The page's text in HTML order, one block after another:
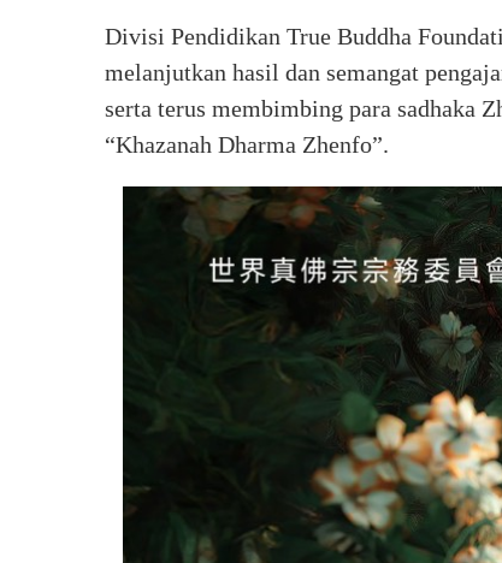
Divisi Pendidikan True Buddha
melanjutkan hasil dan semangat
serta terus membimbing para sadhaka
“Khazanah Dharma Zhenfo”.